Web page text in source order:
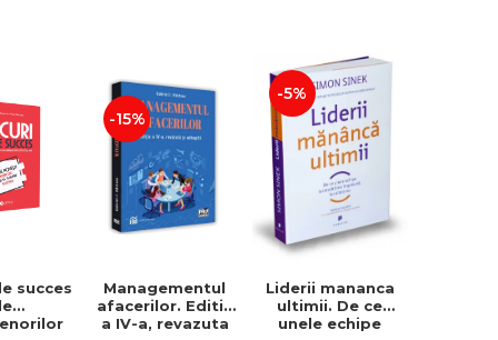
succes
-15%
Managementul
afacerilor. Editia
a IV-a, revazuta
-5%
Liderii mananca
ultimii. De ce
unele echipe